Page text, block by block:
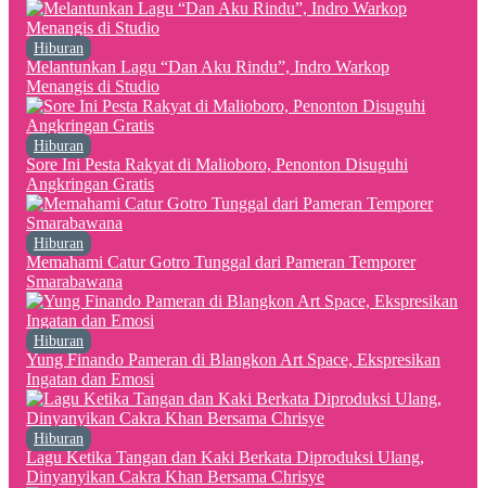
Hiburan
Melantunkan Lagu “Dan Aku Rindu”, Indro Warkop
Menangis di Studio
Hiburan
Sore Ini Pesta Rakyat di Malioboro, Penonton Disuguhi
Angkringan Gratis
Hiburan
Memahami Catur Gotro Tunggal dari Pameran Temporer
Smarabawana
Hiburan
Yung Finando Pameran di Blangkon Art Space, Ekspresikan
Ingatan dan Emosi
Hiburan
Lagu Ketika Tangan dan Kaki Berkata Diproduksi Ulang,
Dinyanyikan Cakra Khan Bersama Chrisye